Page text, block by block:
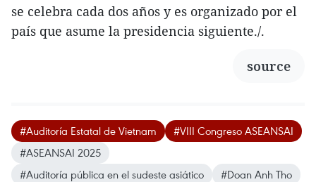
se celebra cada dos años y es organizado por el
país que asume la presidencia siguiente./.
source
#Auditoría Estatal de Vietnam
#VIII Congreso ASEANSAI
#ASEANSAI 2025
#Auditoría pública en el sudeste asiático
#Doan Anh Tho